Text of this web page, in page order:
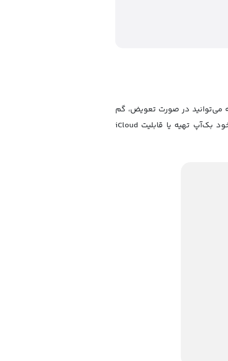
می‌توانید در صورت تعویض، گم
شدن یا آسیب دیدن دستگاه، از آن استفاده کنید. شما می‌توانید به صورت دستی از دستگاه خود بک‌آپ تهیه یا قابلیت iCloud